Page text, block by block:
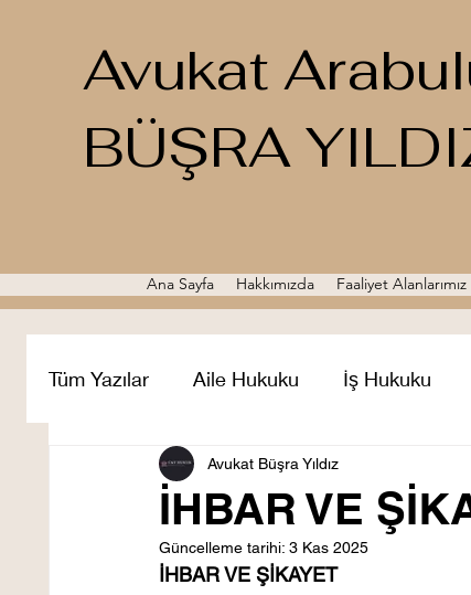
Avukat
BÜŞRA
Ana Sayfa Hakkımızda Faaliyet Alanlarımız
Tüm Yazılar Aile Hukuku İş Hukuku
Miras Hukuku Ticaret Hukuku
İHBAR VE
Avukat Büşra Yıldız
Güncelleme tarihi: 3 Kas 2025
İHBAR VE ŞİKAYET